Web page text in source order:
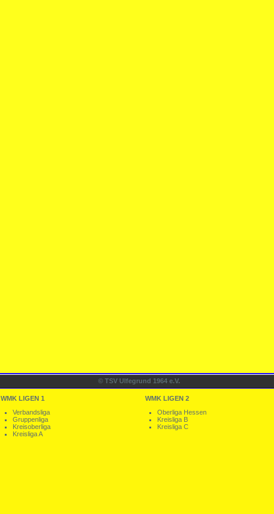
© TSV Ulfegrund 1964 e.V.
WMK LIGEN 1
Verbandsliga
Gruppenliga
Kreisoberliga
Kreisliga A
WMK LIGEN 2
Oberliga Hessen
Kreisliga B
Kreisliga C